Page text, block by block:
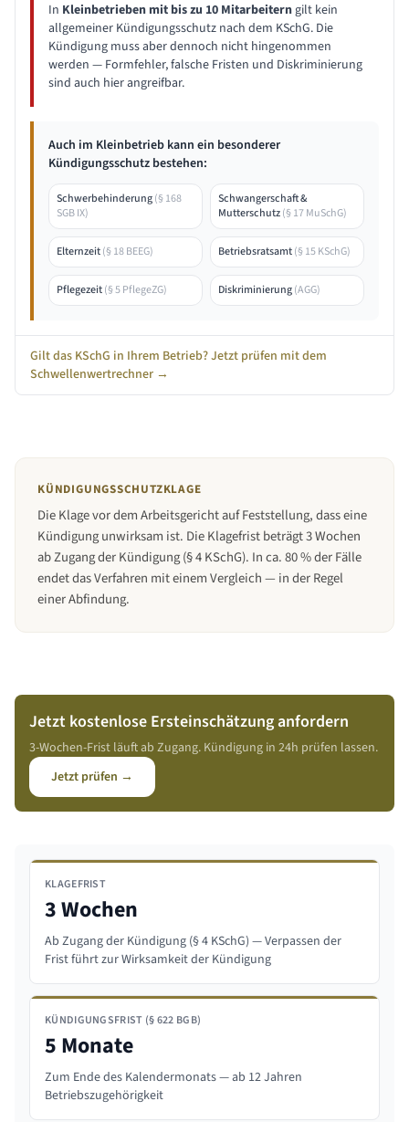
In Kleinbetrieben mit bis zu 10 Mitarbeiterngilt kein
allgemeiner Kündigungsschutz nach dem KSchG. Die
Kündigung muss aber dennoch nicht hingenommen
werden — Formfehler, falsche Fristen und Diskriminierung
sind auch hier angreifbar.
Auch im Kleinbetrieb kann ein besonderer
Kündigungsschutz bestehen:
Schwerbehinderung(§ 168
SGB IX)
Schwangerschaft &
Mutterschutz(§ 17 MuSchG)
Elternzeit(§ 18 BEEG) Betriebsratsamt(§ 15 KSchG)
Pflegezeit(§ 5 PflegeZG) Diskriminierung(AGG)
Gilt das KSchG in Ihrem Betrieb? Jetzt prüfen mit dem
Schwellenwertrechner →
KÜNDIGUNGSSCHUTZKLAGE
Die Klage vor dem Arbeitsgericht auf Feststellung, dass eine
Kündigung unwirksam ist. Die Klagefrist beträgt 3 Wochen
ab Zugang der Kündigung (§ 4 KSchG). In ca. 80 % der Fälle
endet das Verfahren mit einem Vergleich — in der Regel
einer Abfindung.
Jetzt kostenlose Ersteinschätzung anfordern
3-Wochen-Frist läuft ab Zugang. Kündigung in 24h prüfen lassen.
Jetzt prüfen →
KLAGEFRIST
3 Wochen
Ab Zugang der Kündigung (§ 4 KSchG) — Verpassen der
Frist führt zur Wirksamkeit der Kündigung
KÜNDIGUNGSFRIST (§ 622 BGB)
5 Monate
Zum Ende des Kalendermonats — ab 12 Jahren
Betriebszugehörigkeit